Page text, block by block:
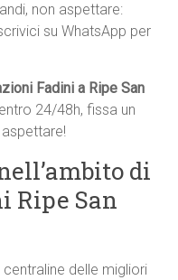
non aspettare:
su WhatsApp per
Fadini a Ripe San
24/48h, fissa un
di
Ripe San
delle migliori